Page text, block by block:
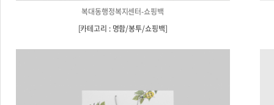
복대동행정복지센터-쇼핑백
[카테고리 : 명함/봉투/쇼핑백]